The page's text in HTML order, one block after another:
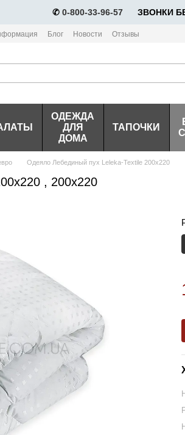
✆ 0-800-33-96-57⠀⠀ЗВОНКИ
Блог Новости
Отзывы
Textile
ОДЕЖДА
ДЛЯ
ДОМА
ТАПОЧКИ
Одеяло Лебединый пух Leleka-Textile 200х220
, 200х220